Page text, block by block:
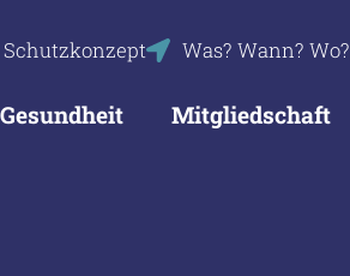
Schutzkonzept Was? Wann? Wo?
Mitgliedschaft